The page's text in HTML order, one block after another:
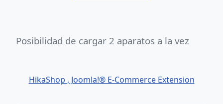
Posibilidad de cargar 2 aparatos a la vez
HikaShop , Joomla!® E-Commerce Extension